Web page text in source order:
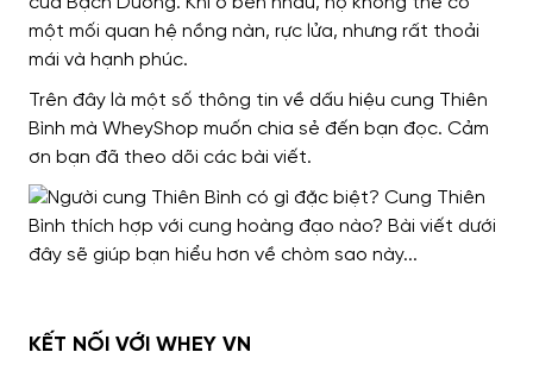
một mối quan hệ nồng nàn, rực lửa, nhưng rất thoải
mái và hạnh phúc.
Trên đây là một số thông tin về dấu hiệu cung Thiên
Bình mà WheyShop muốn chia sẻ đến bạn đọc. Cảm
ơn bạn đã theo dõi các bài viết.
KẾT NỐI VỚI WHEY VN